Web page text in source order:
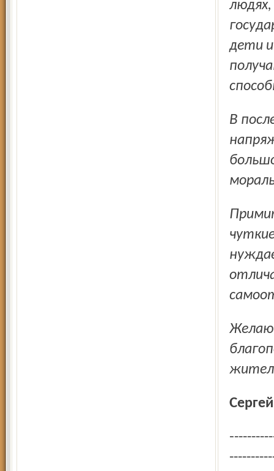
дети
В последнее время вы работаете в довольно сложных и
Примите слова глубокой благодарности за ваш труд,
Желаю вам и вашим близким крепкого здоровья,
--------------------------------------------------------------------------------------